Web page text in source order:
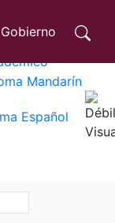
Gobierno